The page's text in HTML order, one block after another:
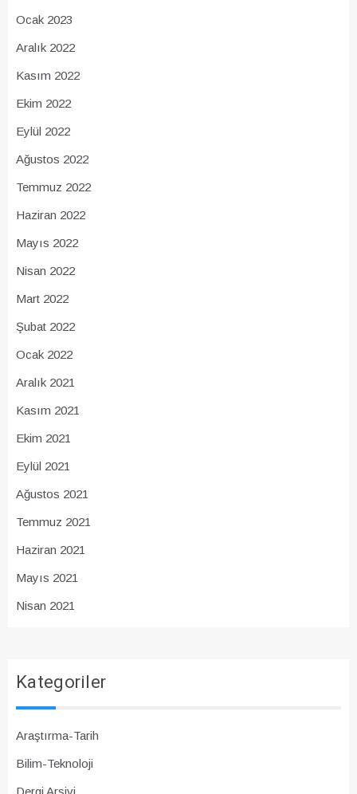
Ocak 2023
Aralık 2022
Kasım 2022
Ekim 2022
Eylül 2022
Ağustos 2022
Temmuz 2022
Haziran 2022
Mayıs 2022
Nisan 2022
Mart 2022
Şubat 2022
Ocak 2022
Aralık 2021
Kasım 2021
Ekim 2021
Eylül 2021
Ağustos 2021
Temmuz 2021
Haziran 2021
Mayıs 2021
Nisan 2021
Kategoriler
Araştırma-Tarih
Bilim-Teknoloji